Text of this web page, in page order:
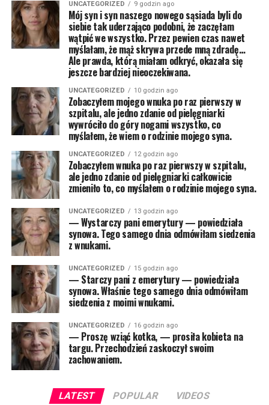
UNCATEGORIZED 9 godzin ago
Mój syn i syn naszego nowego sąsiada byli do
siebie tak uderzająco podobni, że zaczęłam
wątpić we wszystko. Przez pewien czas nawet
myślałam, że mąż skrywa przede mną zdradę…
Ale prawda, którą miałam odkryć, okazała się
jeszcze bardziej nieoczekiwana.
UNCATEGORIZED 10 godzin ago
Zobaczyłem mojego wnuka po raz pierwszy w
szpitalu, ale jedno zdanie od pielęgniarki
wywróciło do góry nogami wszystko, co
myślałem, że wiem o rodzinie mojego syna.
UNCATEGORIZED 12 godzin ago
Zobaczyłem wnuka po raz pierwszy w szpitalu,
ale jedno zdanie od pielęgniarki całkowicie
zmieniło to, co myślałem o rodzinie mojego syna.
UNCATEGORIZED 13 godzin ago
— Wystarczy pani emerytury — powiedziała
synowa. Tego samego dnia odmówiłam siedzenia
z wnukami.
UNCATEGORIZED 15 godzin ago
— Starczy pani z emerytury — powiedziała
synowa. Właśnie tego samego dnia odmówiłam
siedzenia z moimi wnukami.
UNCATEGORIZED 16 godzin ago
— Proszę wziąć kotka, — prosiła kobieta na
targu. Przechodzień zaskoczył swoim
zachowaniem.
LATEST POPULAR VIDEOS